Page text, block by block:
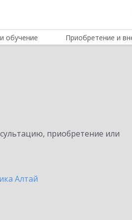
обучение Приобретение и
приобретение или
Алтай